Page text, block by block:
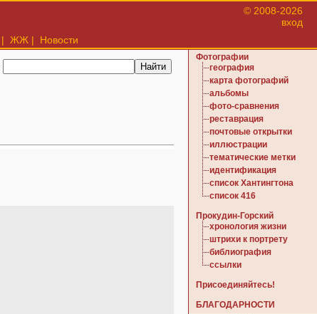
© 2008-2026
вход
| ЖЖ | Новости
Фотографии
география
карта фотографий
альбомы
фото-сравнения
реставрация
почтовые открытки
иллюстрации
тематические метки
идентификация
список Хантингтона
список 416
Прокудин-Горский
хронология жизни
штрихи к портрету
библиография
ссылки
Присоединяйтесь!
БЛАГОДАРНОСТИ